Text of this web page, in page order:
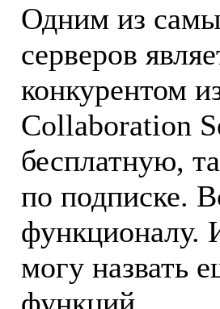
Одним из
серверов
конкурентом
Collaboration
бесплатную,
по подписке.
функционалу.
могу назвать